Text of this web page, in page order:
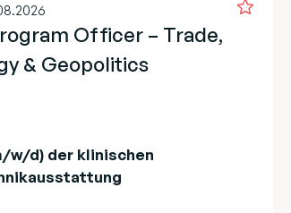
Officer – Trade,
& Geopolitics
w/d) der klinischen